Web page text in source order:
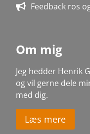
Feedback ros
Om mig
Jeg hedder Henrik
og vil gerne dele
med dig.
Læs mere